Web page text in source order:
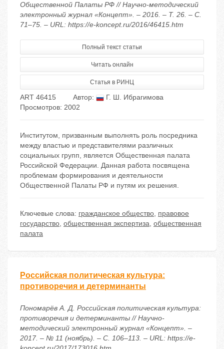
Общественной Палаты РФ // Научно-методический
электронный журнал «Концепт». – 2016. – Т. 26. – С.
71–75. – URL: https://e-koncept.ru/2016/46415.htm
Полный текст статьи
Читать онлайн
Статья в РИНЦ
ART 46415 Автор:
Г. Ш. Ибрагимова
Просмотров: 2002
Институтом, призванным выполнять роль посредника
между властью и представителями различных
социальных групп, является Общественная палата
Российской Федерации. Данная работа посвящена
проблемам формирования и деятельности
Общественной Палаты РФ и путям их решения.
Ключевые слова: гражданское общество, правовое
государство, общественная экспертиза, общественная
палата
Российская политическая культура:
противоречия и детерминанты
Пономарёв А. Д. Российская политическая культура:
противоречия и детерминанты // Научно-
методический электронный журнал «Концепт». –
2017. – № 11 (ноябрь). – С. 106–113. – URL: https://e-